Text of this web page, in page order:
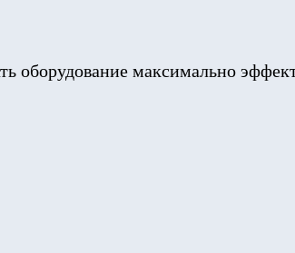
оборудование максимально